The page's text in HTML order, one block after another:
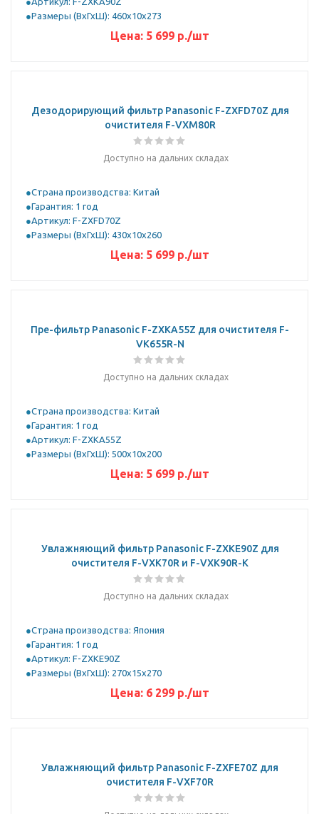
Размеры (ВхГхШ): 460х10х273
Цена: 5 699 р./шт
Дезодорирующий фильтр Panasonic F-ZXFD70Z для
очистителя F-VXM80R
Доступно на дальних складах
Страна производства: Китай
Гарантия: 1 год
Артикул: F-ZXFD70Z
Размеры (ВхГхШ): 430х10х260
Цена: 5 699 р./шт
Пре-фильтр Panasonic F-ZXKA55Z для очистителя F-
VK655R-N
Доступно на дальних складах
Страна производства: Китай
Гарантия: 1 год
Артикул: F-ZXKA55Z
Размеры (ВхГхШ): 500х10х200
Цена: 5 699 р./шт
Увлажняющий фильтр Panasonic F-ZXKE90Z для
очистителя F-VXK70R и F-VXK90R-K
Доступно на дальних складах
Страна производства: Япония
Гарантия: 1 год
Артикул: F-ZXKE90Z
Размеры (ВхГхШ): 270х15х270
Цена: 6 299 р./шт
Увлажняющий фильтр Panasonic F-ZXFE70Z для
очистителя F-VXF70R